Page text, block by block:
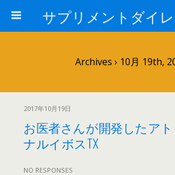
Archives › 10月 19th,
2017年10月19日
お医者さんが開発したア
ナルイボスTX
NO RESPONSES